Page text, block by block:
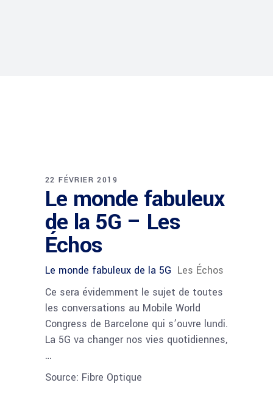
22 FÉVRIER 2019
Le monde fabuleux
de la 5G – Les
Échos
Le monde fabuleux de la 5G Les Échos
Ce sera évidemment le sujet de toutes
les conversations au Mobile World
Congress de Barcelone qui s’ouvre lundi.
La 5G va changer nos vies quotidiennes,
…
Source: Fibre Optique